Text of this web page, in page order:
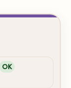
OK